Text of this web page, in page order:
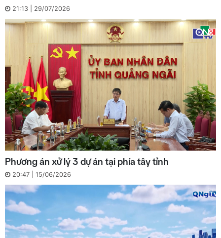
21:13 | 29/07/2026
Phương án xử lý 3 dự án tại phía tây tỉnh
20:47 | 15/06/2026